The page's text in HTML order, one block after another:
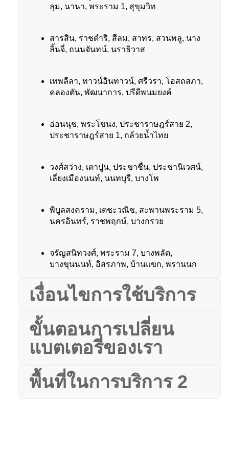
ลุม, นานา, พระราม 1, สุขุมวิท
สารสิน, ราชดำริ, สีลม, สาทร, สวนพลู, นาง
ลิ้นจี่, ถนนจันทน์, นราธิวาส
เทพลีลา, ทาวน์อินทาวน์, ศรีวรา, โอสถสภา,
คลองตัน, พัฒนาการ, ปรีดีพนมยงค์
อ่อนนุช, พระโขนง, ประชาราษฎร์สาย 2,
ประชาราษฎร์สาย 1, กล้วยน้ำไทย
วงศ์สว่าง, เตาปูน, ประชาชื่น, ประชานิเวศน์,
เลี่ยงเมืองนนท์, นนทบุรี, บางโพ
พิบูลสงคราม, เตชะวณิช, สะพานพระราม 5,
นครอินทร์, ราชพฤกษ์, บางกรวย
จรัญสนิทวงศ์, พระราม 7, บางพลัด,
บางขุนนนท์, อิสรภาพ, บ้านแขก, พรานนก
เงื่อนไขการใช้บริการ
ขั้นตอนการเปลี่ยน
แบตเตอรี่ของเรา
พื้นที่ในการบริการ 2